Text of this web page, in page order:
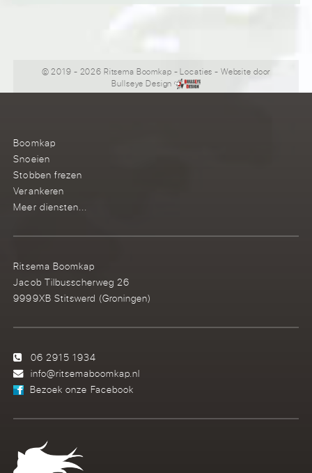
© 2019 - 2026 Ritsema Boomkap -Locaties - Website door
Bullseye Design
Boomkap
Snoeien
Stobben frezen
Verankeren
Meer diensten...
Ritsema Boomkap
Jacob Tilbusscherweg 26
9999XB Stitswerd (Groningen)
06 2915 1934
info@ritsemaboomkap.nl
Bezoek onze Facebook